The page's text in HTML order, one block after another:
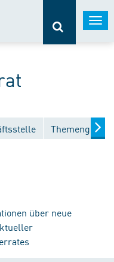
über neue